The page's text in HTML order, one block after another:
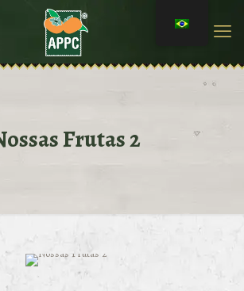
Frutas 2